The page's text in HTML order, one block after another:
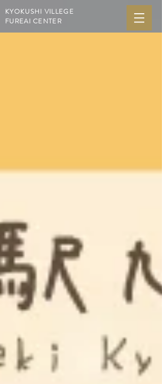
KYOKUSHI VILLEGE
FUREAI CENTER